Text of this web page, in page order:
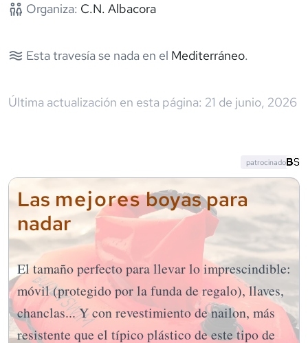
Organiza: C.N. Albacora
Esta travesía se nada en el Mediterráneo.
Última actualización en esta página: 21 de junio, 2026
Las mejoresboyas para
nadar
El tamaño perfecto para llevar lo imprescindible:
móvil (protegido por la funda de regalo), llaves,
chanclas... Y con revestimiento de nailon, más
resistente que el típico plástico de este tipo de
patrocinado